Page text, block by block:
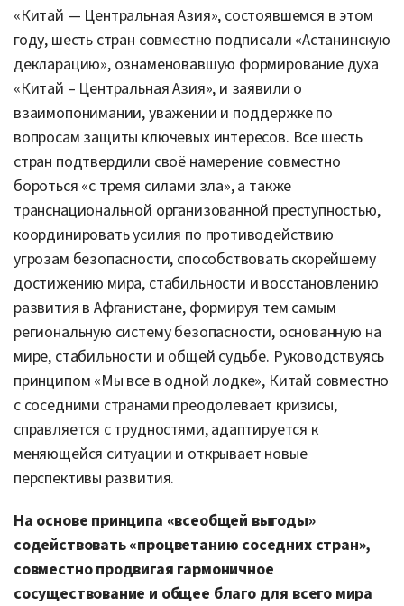
«Китай — Центральная Азия», состоявшемся в этом
году, шесть стран совместно подписали «Астанинскую
декларацию», ознаменовавшую формирование духа
«Китай – Центральная Азия», и заявили о
взаимопонимании, уважении и поддержке по
вопросам защиты ключевых интересов. Все шесть
стран подтвердили своё намерение совместно
бороться «с тремя силами зла», а также
транснациональной организованной преступностью,
координировать усилия по противодействию
угрозам безопасности, способствовать скорейшему
достижению мира, стабильности и восстановлению
развития в Афганистане, формируя тем самым
региональную систему безопасности, основанную на
мире, стабильности и общей судьбе. Руководствуясь
принципом «Мы все в одной лодке», Китай совместно
с соседними странами преодолевает кризисы,
справляется с трудностями, адаптируется к
меняющейся ситуации и открывает новые
перспективы развития.
На основе принципа «всеобщей выгоды»
содействовать «процветанию соседних стран»,
совместно продвигая гармоничное
сосуществование и общее благо для всего мира